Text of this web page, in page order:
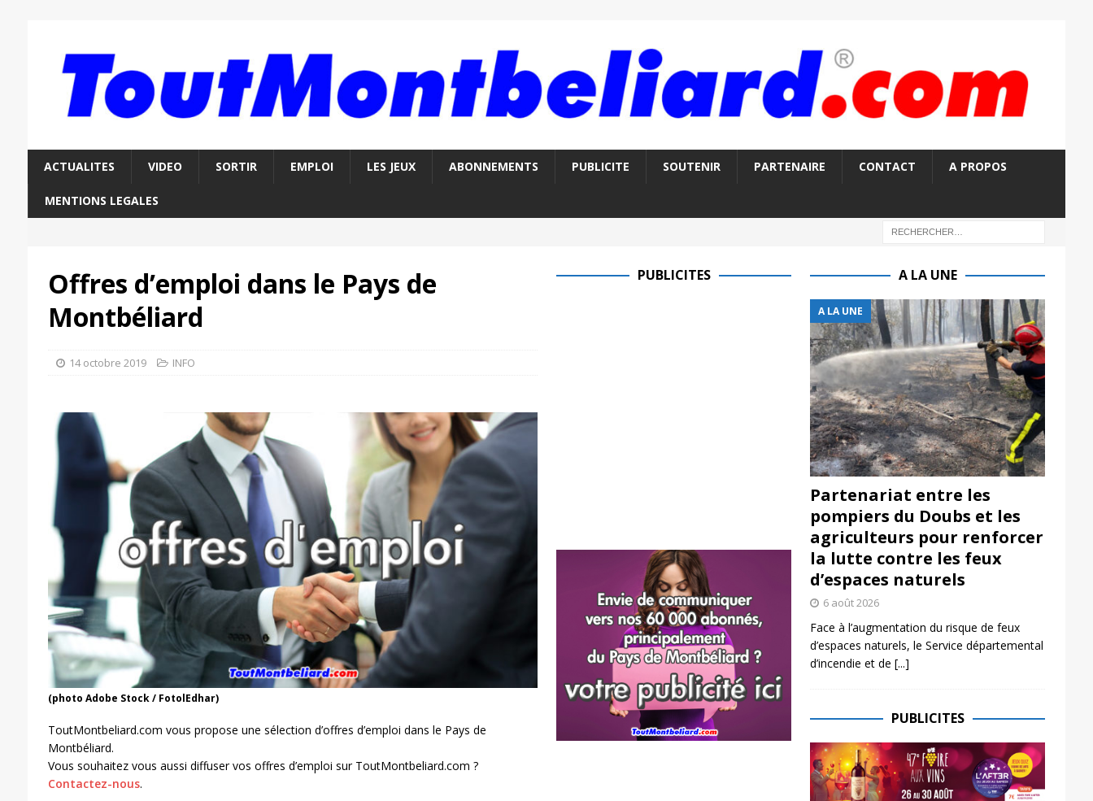
ACTUALITES VIDEO SORTIR EMPLOI LES JEUX ABONNEMENTS PUBLICITE SOUTENIR PARTENAIRE CONTACT A PROPOS
MENTIONS LEGALES
Offres d’emploi dans le Pays de
Montbéliard
14 octobre 2019 INFO
(photo Adobe Stock / FotolEdhar)
ToutMontbeliard.com vous propose une sélection d’offres d’emploi dans le Pays de
Montbéliard.
Vous souhaitez vous aussi diffuser vos offres d’emploi sur ToutMontbeliard.com ?
Contactez-nous.
PUBLICITES A LA UNE
A LA UNE
Partenariat entre les
pompiers du Doubs et les
agriculteurs pour renforcer
la lutte contre les feux
d’espaces naturels
6 août 2026
Face à l’augmentation du risque de feux
d’espaces naturels, le Service départemental
d’incendie et de [...]
PUBLICITES